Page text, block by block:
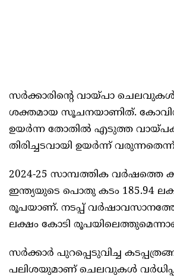
സര്‍ക്കാരിന്റെ വായ്പാ ചെലവുകള്‍
ശക്തമായ സൂചനയാണിത്.
ഉയര്‍ന്ന തോതില്‍ എടുത്ത
തിരിച്ചടവായി ഉയര്‍ന്ന്
2024-25 സാമ്പത്തിക വര്‍ഷത്തെ
ഇന്ത്യയുടെ പൊതു കടം 185.94
രൂപയാണ്. നടപ്പ്
ലക്ഷം കോടി
സര്‍ക്കാര്‍ പുറപ്പെടുവിച്ച
പലിശയുമാണ് ചെലവുകള്‍